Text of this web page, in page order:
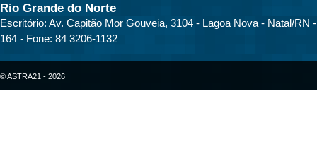
Rio Grande do Norte
Escritório: Av. Capitão Mor Gouveia, 3104 - Lagoa Nova - Natal/RN
164 - Fone: 84 3206-1132
© ASTRA21 - 2026